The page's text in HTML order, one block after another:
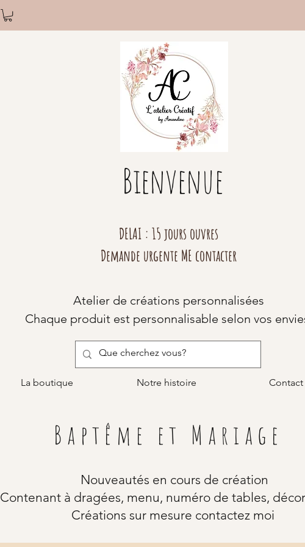
Bienvenue
DELAI : 15 jours ouvres
Demande urgente ME contacter
Atelier de créations personnalisées
Chaque produit est personnalisable selon vos
La boutique Notre histoire Contact
Baptême et Mariage
Nouveautés en cours de création
Contenant à dragées, menu, numéro de tables,
Créations sur mesure contactez moi